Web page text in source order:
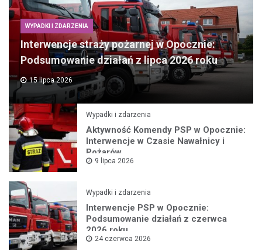
WYPADKI I ZDARZENIA
Interwencje straży pożarnej w Opocznie:
Podsumowanie działań z lipca 2026 roku
15 lipca 2026
Wypadki i zdarzenia
Aktywność Komendy PSP w Opocznie:
Interwencje w Czasie Nawałnicy i
Pożarów
9 lipca 2026
Wypadki i zdarzenia
Interwencje PSP w Opocznie:
Podsumowanie działań z czerwca
2026 roku
24 czerwca 2026